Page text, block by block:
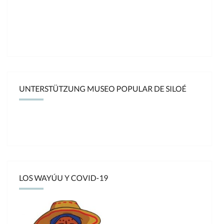
UNTERSTÜTZUNG MUSEO POPULAR DE SILOÉ
LOS WAYÚU Y COVID-19